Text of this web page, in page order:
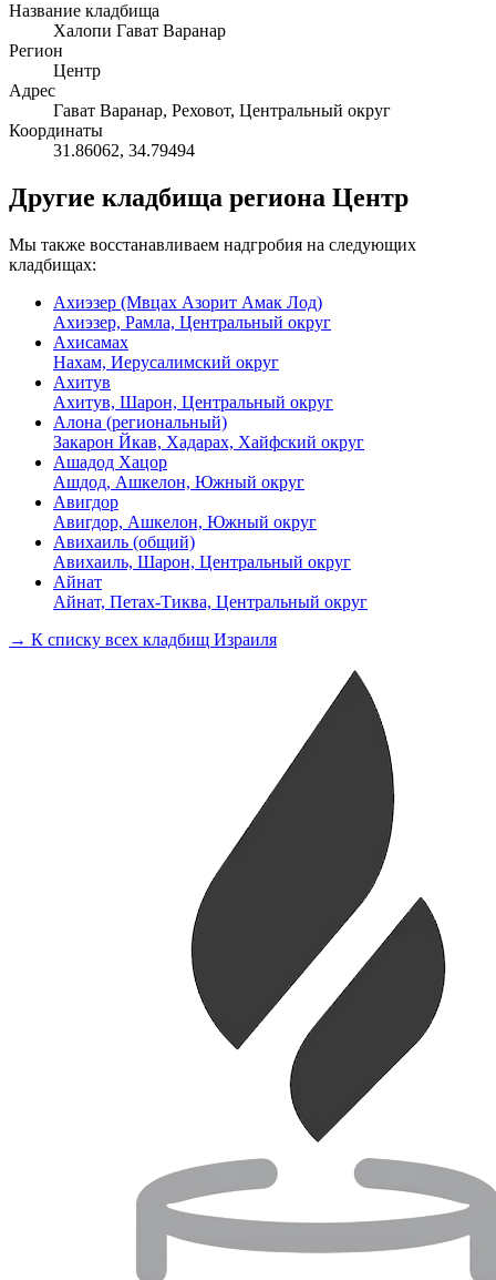
Название кладбища
Халопи Гават Варанар
Регион
Центр
Адрес
Гават Варанар, Реховот, Центральный округ
Координаты
31.86062, 34.79494
Другие кладбища региона Центр
Мы также восстанавливаем надгробия на следующих
кладбищах:
Ахиэзер (Мвцах Азорит Амак Лод)
Ахиэзер, Рамла, Центральный округ
Ахисамах
Нахам, Иерусалимский округ
Ахитув
Ахитув, Шарон, Центральный округ
Алона (региональный)
Закарон Йкав, Хадарах, Хайфский округ
Ашадод Хацор
Ашдод, Ашкелон, Южный округ
Авигдор
Авигдор, Ашкелон, Южный округ
Авихаиль (общий)
Авихаиль, Шарон, Центральный округ
Айнат
Айнат, Петах-Тиква, Центральный округ
→ К списку всех кладбищ Израиля